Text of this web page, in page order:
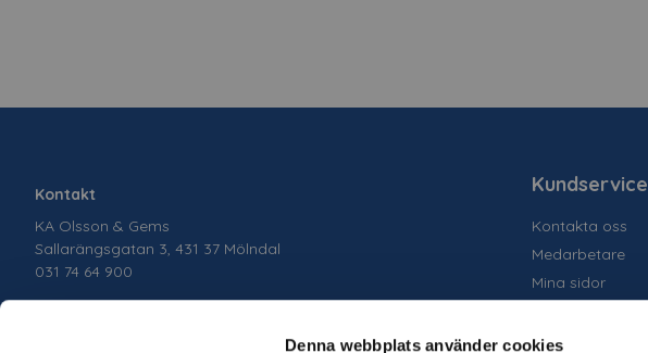
Denna webbplats använder cookies
Kontakt
KA Olsson & Gems
Sallarängsgatan 3, 431 37 Mölndal
031 74 64 900
Kundservice
Kontakta oss
Medarbetare
Mina sidor
Allmänna villkor